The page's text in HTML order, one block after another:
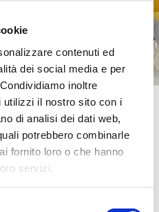
contenuti ed
dei social media e per
inoltre
utilizzi il nostro sito con i
di analisi dei dati web,
potrebbero combinarle
fornito loro o che hanno
servizi.
in cartoncino cercando di